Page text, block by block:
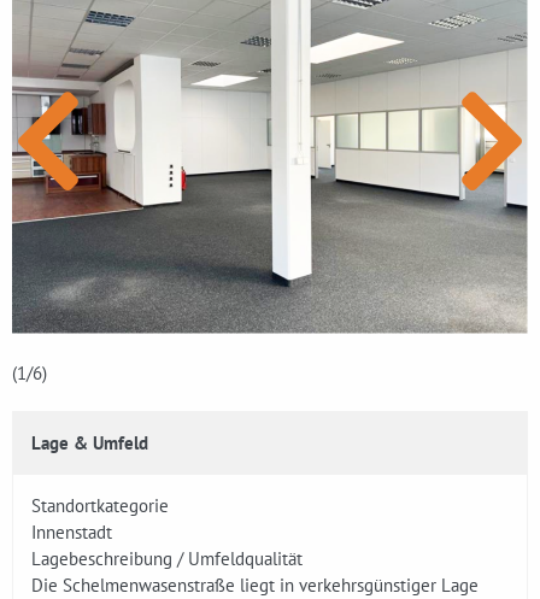
(1/6)
Lage & Umfeld
Standortkategorie
Innenstadt
Lagebeschreibung / Umfeldqualität
Die Schelmenwasenstraße liegt in verkehrsgünstiger Lage